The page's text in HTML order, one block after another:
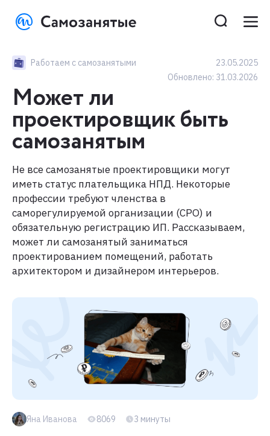
Работаем с самозанятыми
23.05.2025
Обновлено: 31.03.2026
Может ли
проектировщик быть
самозанятым
Не все самозанятые проектировщики могут
иметь статус плательщика НПД. Некоторые
профессии требуют членства в
саморегулируемой организации (СРО) и
обязательную регистрацию ИП. Рассказываем,
может ли самозанятый заниматься
проектированием помещений, работать
архитектором и дизайнером интерьеров.
Яна Иванова 8069 3 минуты